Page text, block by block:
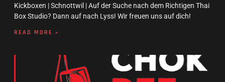
Kickboxen | Schnottwil | Auf der Suche nach dem Richtigen Thai
Box Studio? Dann auf nach Lyss! Wir freuen uns auf dich!
READ MORE »